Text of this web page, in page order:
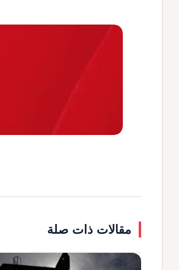
مقالات ذات صلة